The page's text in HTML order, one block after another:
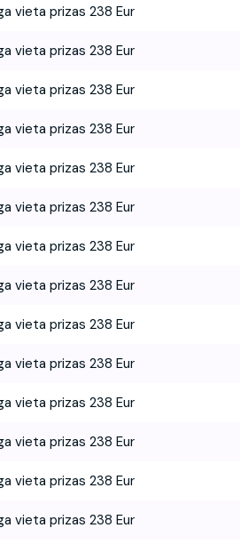
vieta prizas 238 Eur
vieta prizas 238 Eur
vieta prizas 238 Eur
vieta prizas 238 Eur
vieta prizas 238 Eur
vieta prizas 238 Eur
vieta prizas 238 Eur
vieta prizas 238 Eur
vieta prizas 238 Eur
vieta prizas 238 Eur
vieta prizas 238 Eur
vieta prizas 238 Eur
vieta prizas 238 Eur
vieta prizas 238 Eur